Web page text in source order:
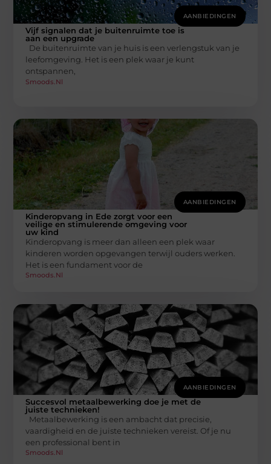
AANBIEDINGEN
Vijf signalen dat je buitenruimte toe is
aan een upgrade
De buitenruimte van je huis is een verlengstuk van je
leefomgeving. Het is een plek waar je kunt
ontspannen,
Smoods.nl
AANBIEDINGEN
Kinderopvang in Ede zorgt voor een
veilige en stimulerende omgeving voor
uw kind
Kinderopvang is meer dan alleen een plek waar
kinderen worden opgevangen terwijl ouders werken.
Het is een fundament voor de
Smoods.nl
AANBIEDINGEN
Succesvol metaalbewerking doe je met de
juiste technieken!
Metaalbewerking is een ambacht dat precisie,
vaardigheid en de juiste technieken vereist. Of je nu
een professional bent in
Smoods.nl